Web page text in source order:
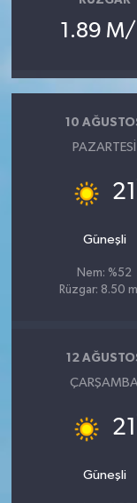
1.89 M/
10
PAZARTESI
21
Güneşli
Nem: %52
Rüzgar: 8.50
12
ÇARŞAMBA
21
Güneşli